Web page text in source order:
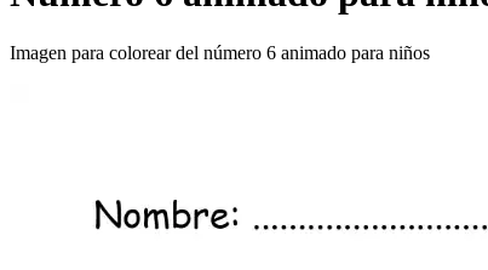
Imagen para colorear del número 6 animado para niños